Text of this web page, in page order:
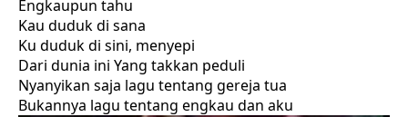
Engkaupun tahu
Kau duduk di sana
Ku duduk di sini, menyepi
Dari dunia ini Yang takkan peduli
Nyanyikan saja lagu tentang gereja tua
Bukannya lagu tentang engkau dan aku